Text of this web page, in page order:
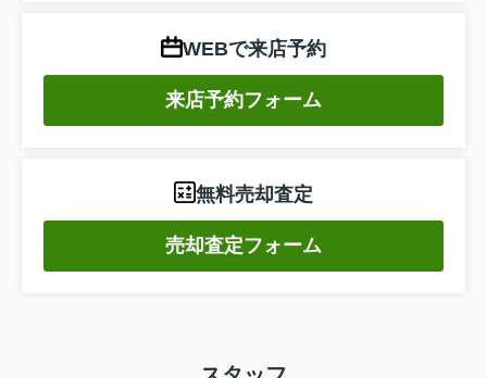
WEBで来店予約
来店予約フォーム
無料売却査定
売却査定フォーム